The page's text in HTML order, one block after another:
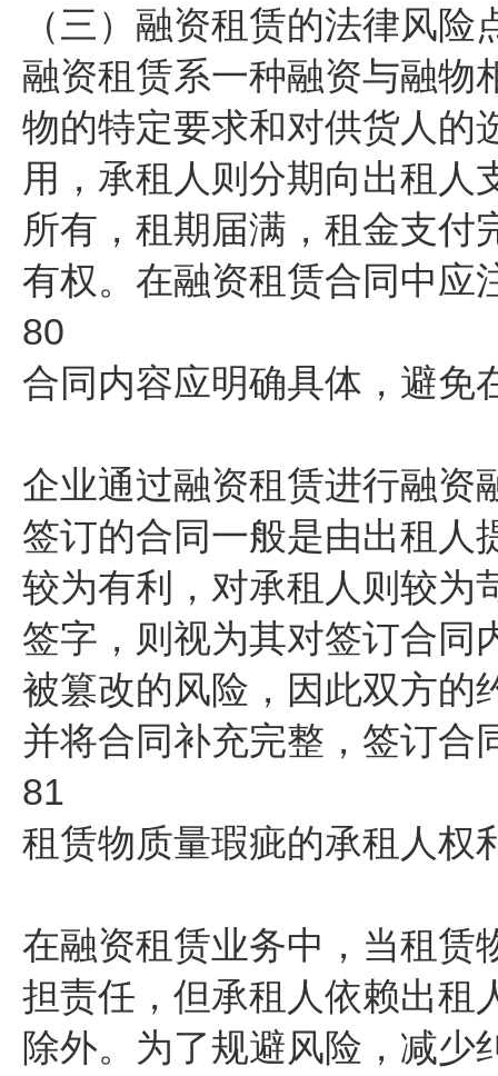
（三）融资租赁的法律风险
融资租赁系一种融资与融物
物的特定要求和对供货人的
用，承租人则分期向出租人
所有，租期届满，租金支付
有权。在融资租赁合同中应
80
合同内容应明确具体，避免
企业通过融资租赁进行融资
签订的合同一般是由出租人
较为有利，对承租人则较为
签字，则视为其对签订合同
被篡改的风险，因此双方的
并将合同补充完整，签订合
81
租赁物质量瑕疵的承租人权
在融资租赁业务中，当租赁
担责任，但承租人依赖出租
除外。为了规避风险，减少